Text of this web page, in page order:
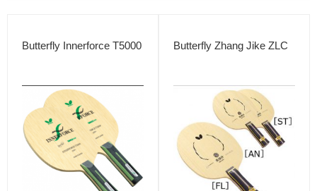
Butterfly Innerforce T5000 Butterfly Zhang Jike ZLC